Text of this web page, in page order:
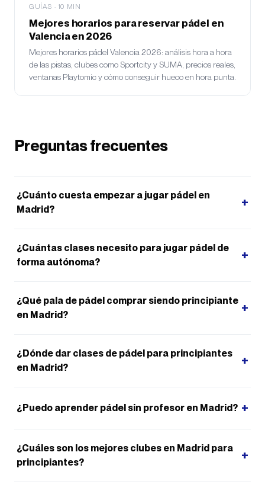
GUÍAS · 10 MIN
Mejores horarios para reservar pádel en
Valencia en 2026
Mejores horarios pádel Valencia 2026: análisis hora a hora
de las pistas, clubes como Sportcity y SUMA, precios reales,
ventanas Playtomic y cómo conseguir hueco en hora punta.
Preguntas frecuentes
¿Cuánto cuesta empezar a jugar pádel en
Madrid?
+
¿Cuántas clases necesito para jugar pádel de
forma autónoma?
+
¿Qué pala de pádel comprar siendo principiante
en Madrid?
+
¿Dónde dar clases de pádel para principiantes
en Madrid?
+
¿Puedo aprender pádel sin profesor en Madrid? +
¿Cuáles son los mejores clubes en Madrid para
principiantes?
+